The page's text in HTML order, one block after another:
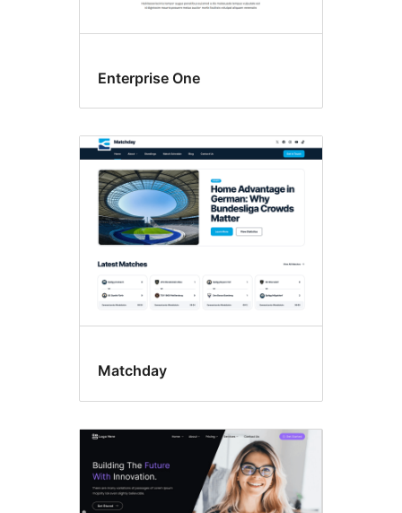
Enterprise One
Matchday